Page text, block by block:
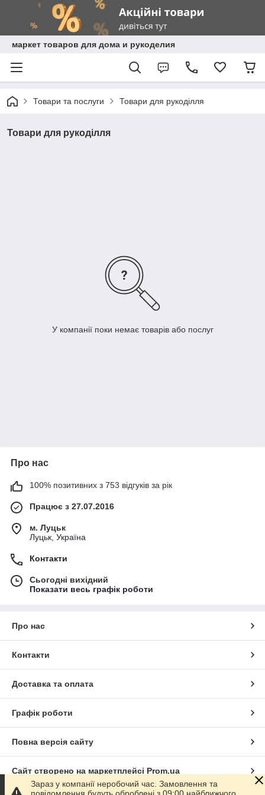
маркет товаров для дома и рукоделия
Товари та послуги Товари для рукоділля
Товари для рукоділля
У компанії поки немає товарів або послуг
Про нас
100% позитивних з 753 відгуків за рік
Працює з 27.07.2016
м. Луцьк
Луцьк, Україна
Контакти
Сьогодні вихідний
Показати весь графік роботи
Про нас
Контакти
Доставка та оплата
Графік роботи
Повна версія сайту
Сайт створено на маркетплейсі Prom.ua
Зараз у компанії неробочий час. Замовлення та